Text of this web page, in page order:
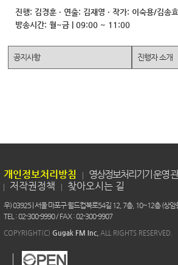
진행: 김경훈 · 연출: 김재영 · 작가: 이숙용/김송효
방송시간: 월~금 | 09:00 ~ 11:00
공지사항 진행자 소개
개인정보처리방침 영상정보처리기기 운영
저작권정책
찾아오시는 길
우) 03925 | 서울 마포구 월드컵북로54길 12, 7층, 10~12층 (상
TEL : 02-300-9990 / FAX : 02-300-9907
COPYRIGHT(C) Gugak FM Inc. ALL RIGHTS RESERVED.